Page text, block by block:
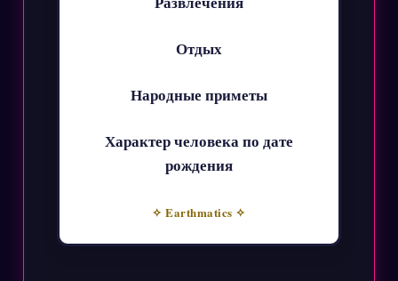
Отдых
Народные приметы
Характер человека по дате
рождения
✧ Earthmatics ✧